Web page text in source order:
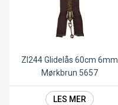
ZI244 Glidelås 60cm 6mm
Mørkbrun 5657
LES MER